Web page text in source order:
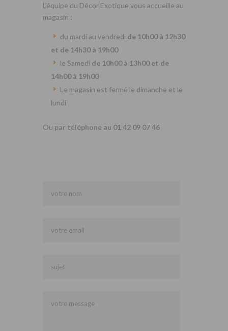
L’équipe du Décor Exotique vous accueille au
magasin :
du mardi au vendredi de 10h00 à 12h30
et de 14h30 à 19h00
le Samedi de 10h00 à 13h00 et de
14h00 à 19h00
Le magasin est fermé le dimanche et le
lundi
Ou par téléphone au 01 42 09 07 46